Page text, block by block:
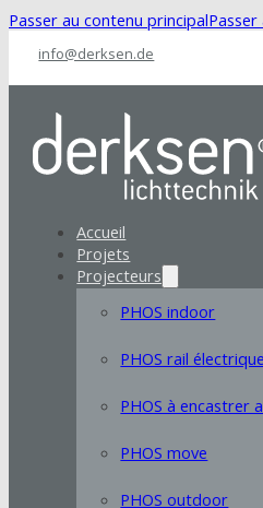
Passer au contenu principal
info@derksen.de
Accueil
Projets
Projecteurs
PHOS indoor
PHOS rail électrique
PHOS à encastrer
PHOS move
PHOS outdoor